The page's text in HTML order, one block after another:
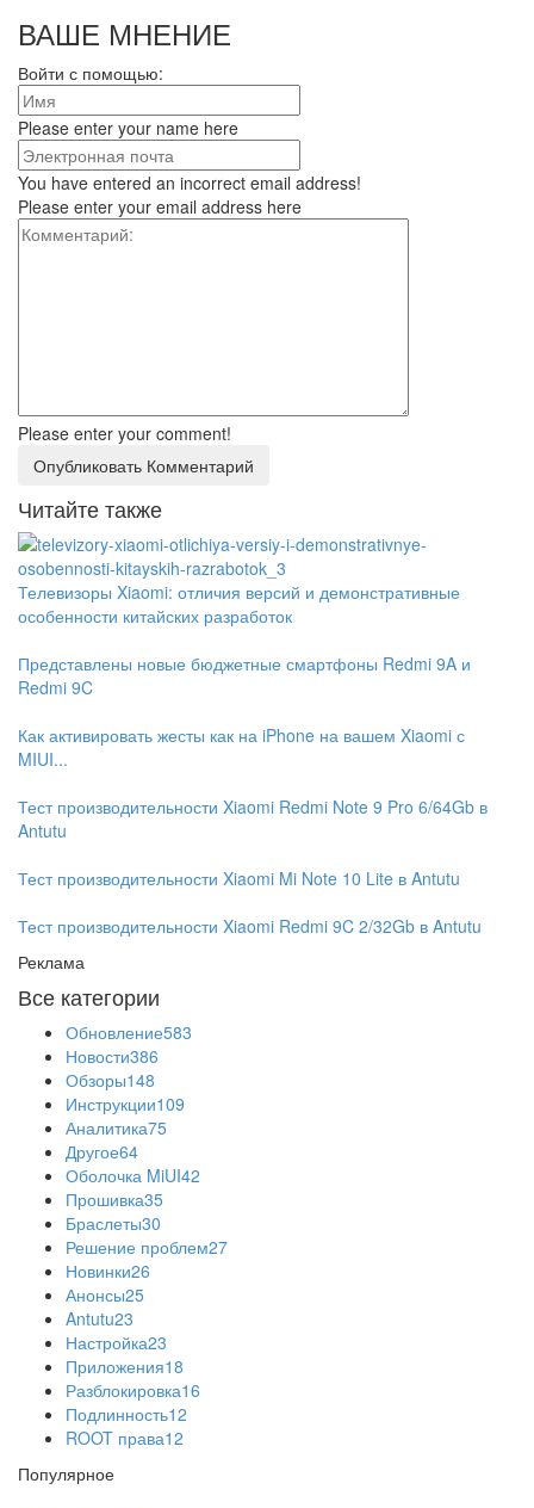
ВАШЕ МНЕНИЕ
Войти с помощью:
Please enter your name here
You have entered an incorrect email address!
Please enter your email address here
Please enter your comment!
Читайте также
Телевизоры Xiaomi: отличия версий и демонстративные
особенности китайских разработок
Представлены новые бюджетные смартфоны Redmi 9A и
Redmi 9C
Как активировать жесты как на iPhone на вашем Xiaomi с
MIUI...
Тест производительности Xiaomi Redmi Note 9 Pro 6/64Gb в
Antutu
Тест производительности Xiaomi Mi Note 10 Lite в Antutu
Тест производительности Xiaomi Redmi 9C 2/32Gb в Antutu
Реклама
Все категории
Обновление583
Новости386
Обзоры148
Инструкции109
Аналитика75
Другое64
Оболочка MiUI42
Прошивка35
Браслеты30
Решение проблем27
Новинки26
Анонсы25
Antutu23
Настройка23
Приложения18
Разблокировка16
Подлинность12
ROOT права12
Популярное